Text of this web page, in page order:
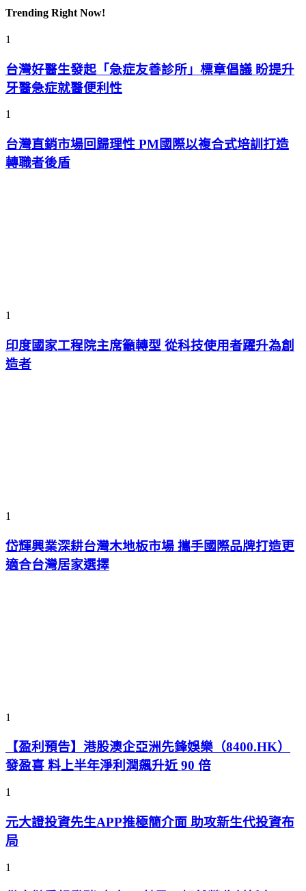
Trending Right Now!
1
台灣好醫生發起「急症友善診所」標章倡議 盼提升
牙醫急症就醫便利性
1
台灣直銷市場回歸理性 PM國際以複合式培訓打造
轉職者後盾
1
印度國家工程院主席籲轉型 從科技使用者躍升為創
造者
1
岱輝興業深耕台灣木地板市場 攜手國際品牌打造更
適合台灣居家選擇
1
【盈利預告】港股澳企亞洲先鋒娛樂（8400.HK）
發盈喜 料上半年淨利潤飆升近 90 倍
1
元大證投資先生APP推極簡介面 助攻新生代投資布
局
1